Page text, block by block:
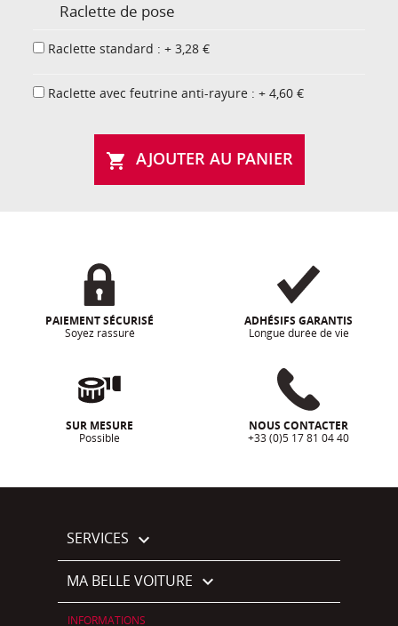
Raclette de pose
Raclette standard : + 3,28 €
Raclette avec feutrine anti-rayure : + 4,60 €
 AJOUTER AU PANIER
PAIEMENT SÉCURISÉ
Soyez rassuré
ADHÉSIFS GARANTIS
Longue durée de vie
SUR MESURE
Possible
NOUS CONTACTER
+33 (0)5 17 81 04 40
SERVICES 
MA BELLE VOITURE 
INFORMATIONS